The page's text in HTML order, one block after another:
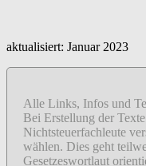
aktualisiert: Januar 2023
Alle Links, Infos und
Bei Erstellung der
Nichtsteuerfachleute
wählen. Dies geht
Gesetzeswortlaut